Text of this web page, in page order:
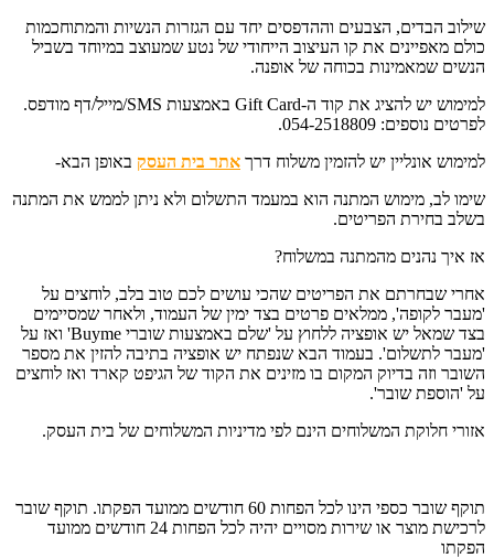
שילוב הבדים, הצבעים וההדפסים יחד עם הגזרות הנשיות והמתוחכמות
כולם מאפיינים את קו העיצוב הייחודי של נטע שמעוצב במיוחד בשביל
הנשים שמאמינות בכוחה של אופנה.
למימוש יש להציג את קוד ה-Gift Card באמצעות SMS/מייל/דף מודפס.
לפרטים נוספים: 054-2518809.
למימוש אונליין יש להזמין משלוח דרך אתר בית העסק באופן הבא-
שימו לב, מימוש המתנה הוא במעמד התשלום ולא ניתן לממש את המתנה
בשלב בחירת הפריטים.
אז איך נהנים מהמתנה במשלוח?
אחרי שבחרתם את הפריטים שהכי עושים לכם טוב בלב, לוחצים על
'מעבר לקופה', ממלאים פרטים בצד ימין של העמוד, ולאחר שמסיימים
בצד שמאל יש אופציה ללחוץ על 'שלם באמצעות שוברי Buyme' ואז על
'מעבר לתשלום'. בעמוד הבא שנפתח יש אופציה בתיבה להזין את מספר
השובר וזה בדיוק המקום בו מזינים את הקוד של הגיפט קארד ואז לוחצים
על 'הוספת שובר'.
אזורי חלוקת המשלוחים הינם לפי מדיניות המשלוחים של בית העסק.
תוקף שובר כספי הינו לכל הפחות 60 חודשים ממועד הפקתו. תוקף שובר
לרכישת מוצר או שירות מסויים יהיה לכל הפחות 24 חודשים ממועד
הפקתו